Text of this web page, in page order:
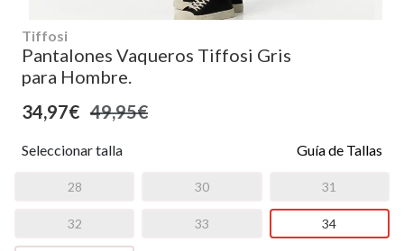
Tiffosi
Pantalones Vaqueros Tiffosi Gris
para Hombre.
34,97€ 49,95€
Seleccionar talla Guía de Tallas
28 30 31
32 33 34